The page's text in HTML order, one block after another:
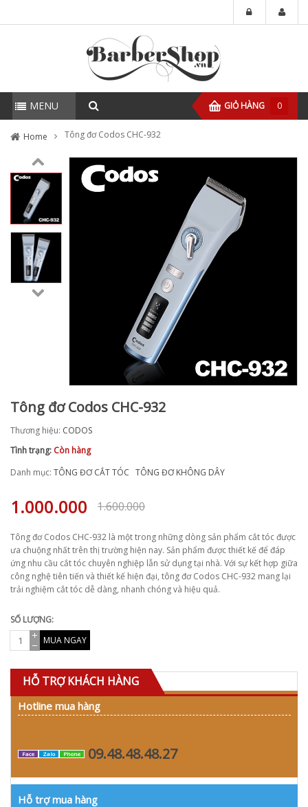
MENU GIỎ HÀNG 0
Home Tông đơ Codos CHC-932
Tông đơ Codos CHC-932
Thương hiệu: CODOS
Tình trạng: Còn hàng
Danh mục: TÔNG ĐƠ CẮT TÓC TÔNG ĐƠ KHÔNG DÂY
1.600.000
1.000.000
Tông đơ Codos CHC-932 là một trong những dòng sản phẩm cắt tóc được
ưa chuộng nhất trên thị trường hiện nay. Sản phẩm được thiết kế để đáp
ứng nhu cầu cắt tóc chuyên nghiệp lẫn sử dụng tại nhà. Với sự kết hợp giữa
công nghệ tiên tiến và thiết kế hiện đại, tông đơ Codos CHC-932 mang lại
trải nghiệm cắt tóc dễ dàng, nhanh chóng và hiệu quả.
SỐ LƯỢNG:
MUA NGAY
HỖ TRỢ KHÁCH HÀNG
Hotline mua hàng
Face Zalo Phone 09.48.48.48.27
Hỗ trợ mua hàng